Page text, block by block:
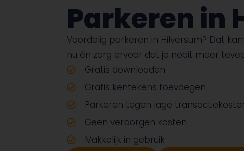
Parkeren in
Voordelig parkeren in Hilversum? Dat
nu én zorg ervoor dat je nooit meer
Gratis downloaden
Gratis kentekens toevoegen
Parkeren tegen lage
Geen verborgen kosten
Makkelijk in gebruik